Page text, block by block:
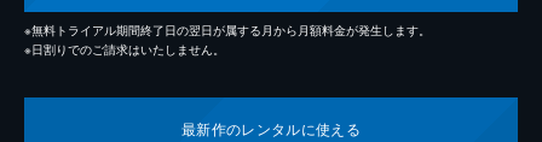
※無料トライアル期間終了日の翌日が属する月から月額料金が発生します。
※日割りでのご請求はいたしません。
最新作のレンタルに使える